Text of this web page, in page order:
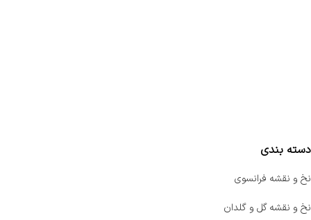
دسته بندی
نخ و نقشه فرانسوی
نخ و نقشه گل و گلدان